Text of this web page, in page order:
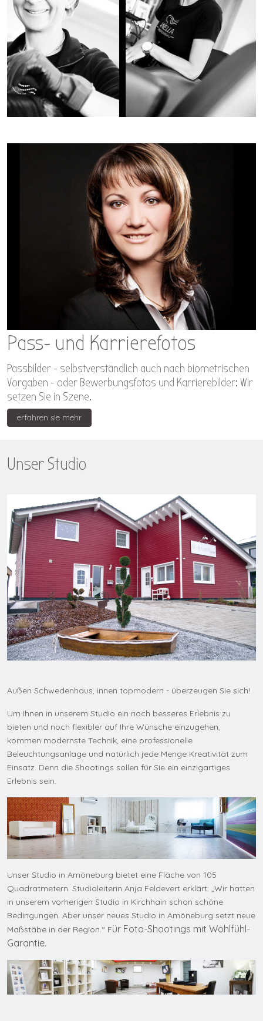
Pass- und Karrierefotos
Passbilder - selbstverständlich auch nach biometrischen
Vorgaben - oder Bewerbungsfotos und Karrierebilder: Wir
setzen Sie in Szene.
erfahren sie mehr
Unser Studio
Außen Schwedenhaus, innen topmodern - überzeugen Sie sich!
Um Ihnen in unserem Studio ein noch besseres Erlebnis zu
bieten und noch flexibler auf Ihre Wünsche einzugehen,
kommen modernste Technik, eine professionelle
Beleuchtungsanlage und natürlich jede Menge Kreativität zum
Einsatz. Denn die Shootings sollen für Sie ein einzigartiges
Erlebnis sein.
Unser Studio in Amöneburg bietet eine Fläche von 105
Quadratmetern. Studioleiterin Anja Feldevert erklärt: „Wir hatten
in unserem vorherigen Studio in Kirchhain schon schöne
Bedingungen. Aber unser neues Studio in Amöneburg setzt neue
Maßstäbe in der Region.“ Für Foto-Shootings mit Wohlfühl-
Garantie.